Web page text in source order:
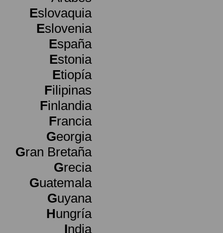
Eslovaquia
Eslovenia
España
Estonia
Etiopía
Filipinas
Finlandia
Francia
Georgia
Gran Bretaña
Grecia
Guatemala
Guyana
Hungría
India